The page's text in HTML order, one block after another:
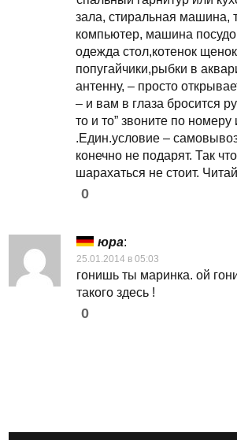
зала, стиральная машина,
компьютер, машина
одежда стол,котенок
попугайчики,рыбки в
антенну, – просто
– и вам в глаза бросится
то и то” звоните по номеру
.Един.условие –
конечно не подарят. Так
шарахаться не стоит.
0
юра:
25.01.2014 в 05:03
гонишь ты маринка. ой
такого здесь !
0